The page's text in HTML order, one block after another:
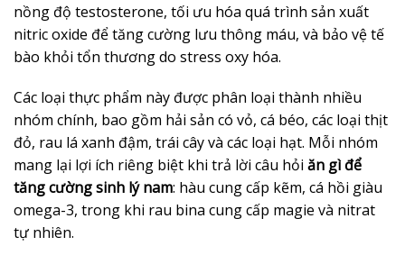
nồng độ testosterone, tối ưu hóa quá trình sản xuất
nitric oxide để tăng cường lưu thông máu, và bảo vệ tế
bào khỏi tổn thương do stress oxy hóa.
Các loại thực phẩm này được phân loại thành nhiều
nhóm chính, bao gồm hải sản có vỏ, cá béo, các loại thịt
đỏ, rau lá xanh đậm, trái cây và các loại hạt. Mỗi nhóm
mang lại lợi ích riêng biệt khi trả lời câu hỏi ăn gì để
tăng cường sinh lý nam: hàu cung cấp kẽm, cá hồi giàu
omega-3, trong khi rau bina cung cấp magie và nitrat
tự nhiên.